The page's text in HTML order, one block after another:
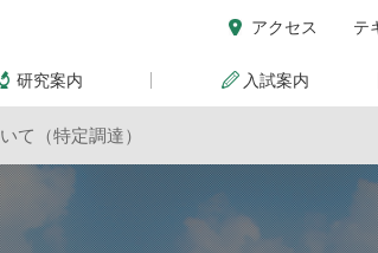
アクセス テ
研究案内 入試案内
て（特定調達）